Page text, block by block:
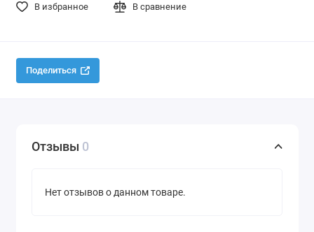
В избранное В сравнение
Поделиться
Отзывы 0
Нет отзывов о данном товаре.